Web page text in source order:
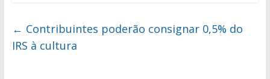
← Contribuintes poderão consignar 0,5% do
IRS à cultura